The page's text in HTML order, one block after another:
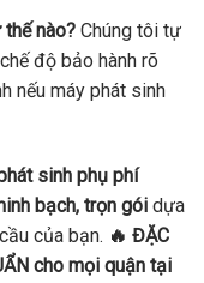
nào?Chúng tôi tự
độ bảo hành rõ
nếu máy phát sinh
sinh phụ phí
bạch, trọn góidựa
của bạn. 🔥 ĐẶC
cho mọi quận tại